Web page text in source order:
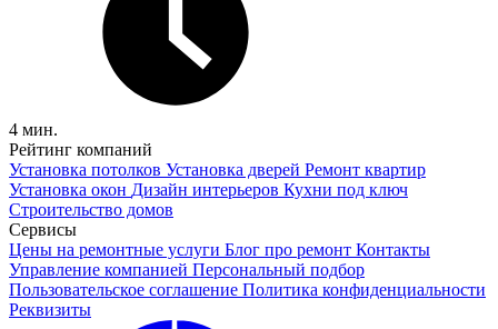
4 мин.
Рейтинг компаний
Установка потолков Установка дверей Ремонт квартир
Установка окон Дизайн интерьеров Кухни под ключ
Строительство домов
Сервисы
Цены на ремонтные услуги Блог про ремонт Контакты
Управление компанией Персональный подбор
Пользовательское соглашение Политика конфиденциальности
Реквизиты